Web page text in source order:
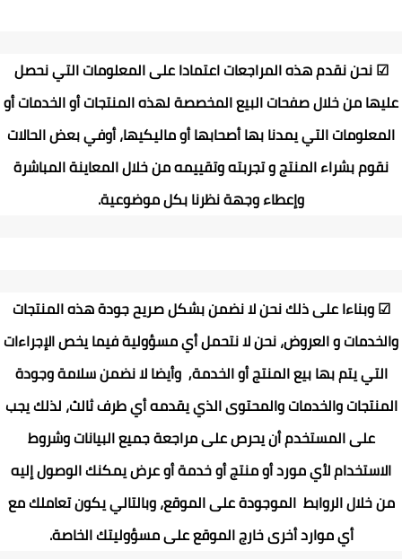
☑نحن نقدم هذه المراجعات اعتمادا على المعلومات التي نحصل
عليها من خلال صفحات البيع المخصصة لهذه المنتجات أو الخدمات أو
المعلومات التي يمدنا بها أصحابها أو ماليكيها، أوفي بعض الحالات
نقوم بشراء المنتج و تجربته وتقييمه من خلال المعاينة المباشرة
وإعطاء وجهة نظرنا بكل موضوعية.
☑وبناءا على ذلك نحن لا نضمن بشكل صريح جودة هذه المنتجات
والخدمات و العروض، نحن لا نتحمل أي مسؤولية فيما يخص الإجراءات
التي يتم بها بيع المنتج أو الخدمة, وأيضا لا نضمن سلامة وجودة
المنتجات والخدمات والمحتوى الذي يقدمه أي طرف ثالث، لذلك يجب
على المستخدم أن يحرص على مراجعة جميع البيانات وشروط
الاستخدام لأي مورد أو منتج أو خدمة أو عرض يمكنك الوصول إليه
من خلال الروابط الموجودة على الموقع، وبالتالي يكون تعاملك مع
أي موارد أخرى خارج الموقع على مسؤوليتك الخاصة.